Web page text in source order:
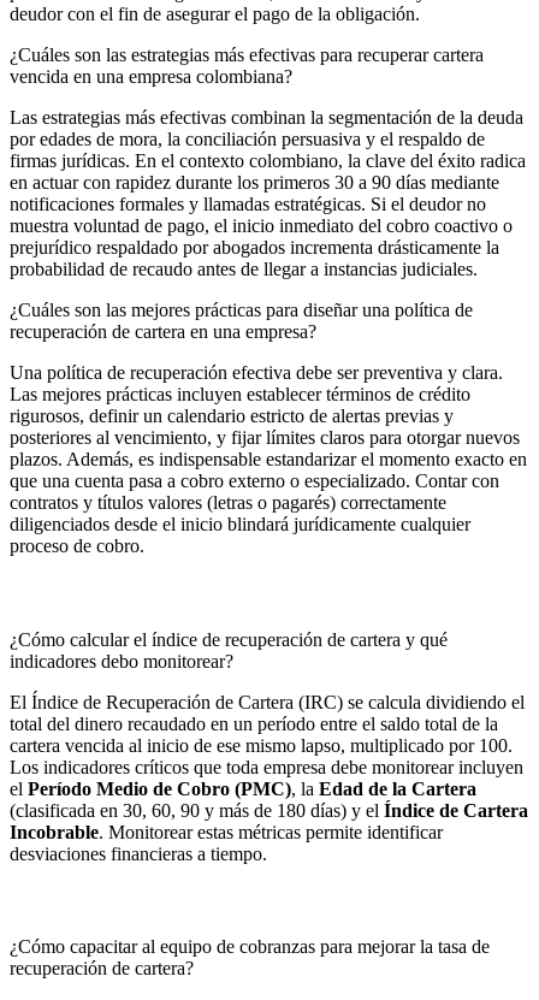
deudor con el fin de asegurar el pago de la obligación.
¿Cuáles son las estrategias más efectivas para recuperar cartera
vencida en una empresa colombiana?
Las estrategias más efectivas combinan la segmentación de la deuda
por edades de mora, la conciliación persuasiva y el respaldo de
firmas jurídicas. En el contexto colombiano, la clave del éxito radica
en actuar con rapidez durante los primeros 30 a 90 días mediante
notificaciones formales y llamadas estratégicas. Si el deudor no
muestra voluntad de pago, el inicio inmediato del cobro coactivo o
prejurídico respaldado por abogados incrementa drásticamente la
probabilidad de recaudo antes de llegar a instancias judiciales.
¿Cuáles son las mejores prácticas para diseñar una política de
recuperación de cartera en una empresa?
Una política de recuperación efectiva debe ser preventiva y clara.
Las mejores prácticas incluyen establecer términos de crédito
rigurosos, definir un calendario estricto de alertas previas y
posteriores al vencimiento, y fijar límites claros para otorgar nuevos
plazos. Además, es indispensable estandarizar el momento exacto en
que una cuenta pasa a cobro externo o especializado. Contar con
contratos y títulos valores (letras o pagarés) correctamente
diligenciados desde el inicio blindará jurídicamente cualquier
proceso de cobro.
¿Cómo calcular el índice de recuperación de cartera y qué
indicadores debo monitorear?
El Índice de Recuperación de Cartera (IRC) se calcula dividiendo el
total del dinero recaudado en un período entre el saldo total de la
cartera vencida al inicio de ese mismo lapso, multiplicado por 100.
Los indicadores críticos que toda empresa debe monitorear incluyen
el Período Medio de Cobro (PMC), la Edad de la Cartera
(clasificada en 30, 60, 90 y más de 180 días) y el Índice de Cartera
Incobrable. Monitorear estas métricas permite identificar
desviaciones financieras a tiempo.
¿Cómo capacitar al equipo de cobranzas para mejorar la tasa de
recuperación de cartera?